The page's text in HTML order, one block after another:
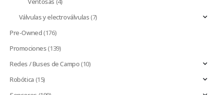
Válvulas y electroválvulas(7)
Pre-Owned(176)
Promociones(139)
Redes / Buses de Campo(10)
Robótica (15)